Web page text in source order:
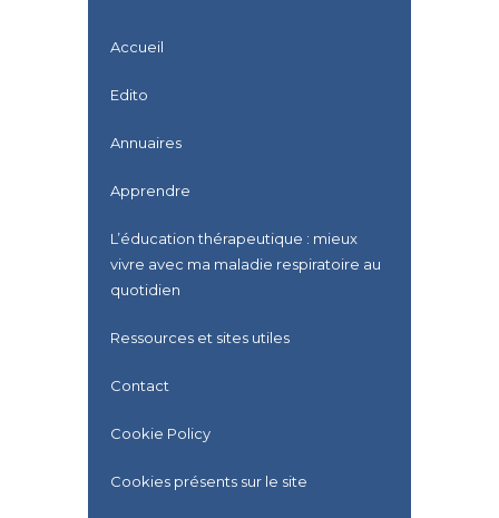
Accueil
Edito
Annuaires
Apprendre
L’éducation thérapeutique : mieux
vivre avec ma maladie respiratoire au
quotidien
Ressources et sites utiles
Contact
Cookie Policy
Cookies présents sur le site